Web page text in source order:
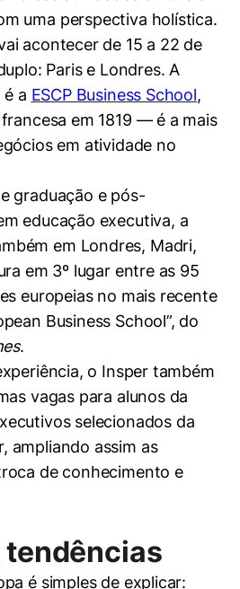
uma perspectiva holística.
acontecer de 15 a 22 de
Paris e Londres. A
a ESCP Business School,
em 1819 — é a mais
em atividade no
graduação e pós-
educação executiva, a
em Londres, Madri,
em 3º lugar entre as 95
europeias no mais recente
Business School”, do
.
o Insper também
vagas para alunos da
selecionados da
ampliando assim as
de conhecimento e
tendências
é simples de explicar: